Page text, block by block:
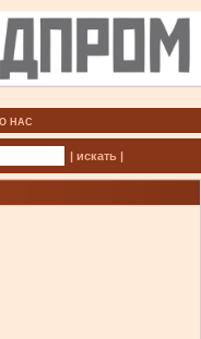
О НАС
| искать |